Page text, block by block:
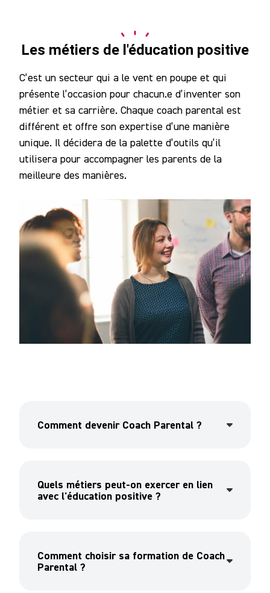
Les métiers de l'éducation positive
C’est un secteur qui a le vent en poupe et qui
présente l’occasion pour chacun.e d’inventer son
métier et sa carrière. Chaque coach parental est
différent et offre son expertise d’une manière
unique. Il décidera de la palette d’outils qu’il
utilisera pour accompagner les parents de la
meilleure des manières.
Comment devenir Coach Parental ?
Quels métiers peut-on exercer en lien
avec l'éducation positive ?
Comment choisir sa formation de Coach
Parental ?